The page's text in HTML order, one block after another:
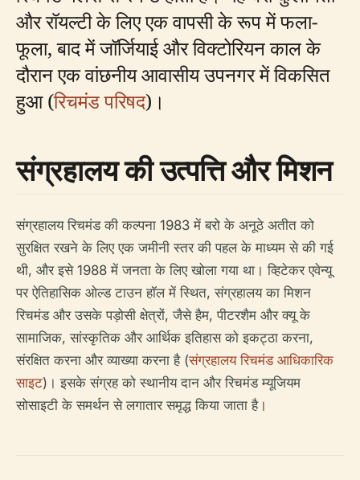
और रॉयल्टी के लिए एक वापसी के रूप में फला-
फूला, बाद में जॉर्जियाई और विक्टोरियन काल के
दौरान एक वांछनीय आवासीय उपनगर में विकसित
हुआ (रिचमंड परिषद)।
संग्रहालय की उत्पत्ति और मिशन
संग्रहालय रिचमंड की कल्पना 1983 में बरो के अनूठे अतीत को
सुरक्षित रखने के लिए एक जमीनी स्तर की पहल के माध्यम से की गई
थी, और इसे 1988 में जनता के लिए खोला गया था। व्हिटेकर एवेन्यू
पर ऐतिहासिक ओल्ड टाउन हॉल में स्थित, संग्रहालय का मिशन
रिचमंड और उसके पड़ोसी क्षेत्रों, जैसे हैम, पीटरशैम और क्यू के
सामाजिक, सांस्कृतिक और आर्थिक इतिहास को इकट्ठा करना,
संरक्षित करना और व्याख्या करना है (संग्रहालय रिचमंड आधिकारिक
साइट)। इसके संग्रह को स्थानीय दान और रिचमंड म्यूजियम
सोसाइटी के समर्थन से लगातार समृद्ध किया जाता है।